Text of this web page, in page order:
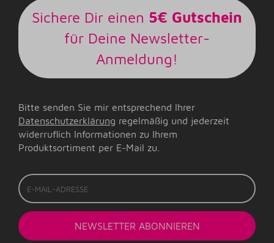
Sichere Dir einen 5€ Gutschein
für Deine Newsletter-
Anmeldung!
Bitte senden Sie mir entsprechend Ihrer
Datenschutzerklärung regelmäßig und jederzeit
widerruflich Informationen zu Ihrem
Produktsortiment per E-Mail zu.
E-
Mail-
Adresse
NEWSLETTER ABONNIEREN